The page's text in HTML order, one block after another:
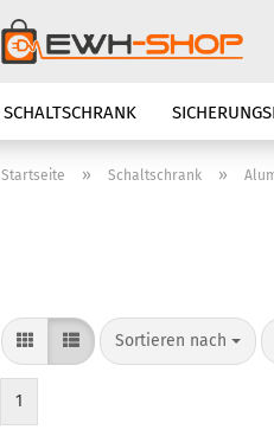
SCHALTSCHRANK
SCHALTERPROGRAMM
Startseite » Schaltschrank »
Sortieren nach
Sortieren nach
1